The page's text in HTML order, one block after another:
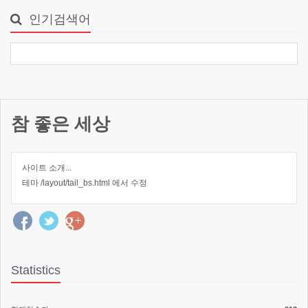
인기검색어
참 좋은 세상
사이트 소개...
테마 /layout/tail_bs.html 에서 수정
Statistics